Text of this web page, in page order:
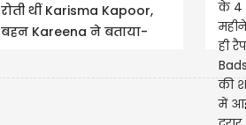
रोती थीं Karisma Kapoor,
बहन Kareena ने बताया-